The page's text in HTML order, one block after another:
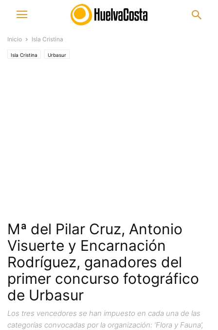
Inicio Isla Cristina
Isla Cristina Urbasur
Mª del Pilar Cruz, Antonio
Visuerte y Encarnación
Rodríguez, ganadores del
primer concurso fotográfico
de Urbasur
Los tres vencedores se han impuesto en cada una de las
categorías convocadas por la organización: ‘Flora y Fauna’,